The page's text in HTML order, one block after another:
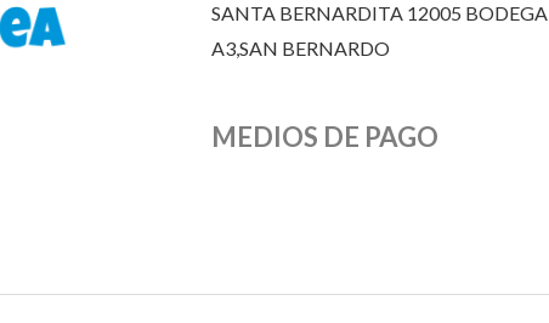
SANTA BERNARDITA 12005 BODEGA
A3,SAN BERNARDO
MEDIOS DE PAGO